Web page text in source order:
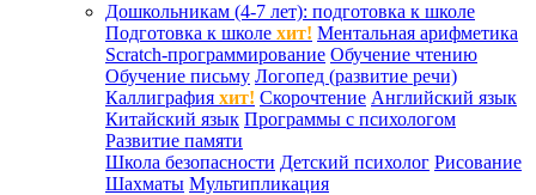
Дошкольникам (4-7 лет): подготовка к школе
Подготовка к школе хит! Ментальная арифметика
Scratch-программирование Обучение чтению
Обучение письму Логопед (развитие речи)
Каллиграфия хит! Скорочтение Английский язык
Китайский язык Программы с психологом
Развитие памяти
Школа безопасности Детский психолог Рисование
Шахматы Мультипликация